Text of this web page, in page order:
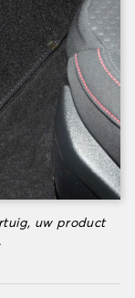
uw product